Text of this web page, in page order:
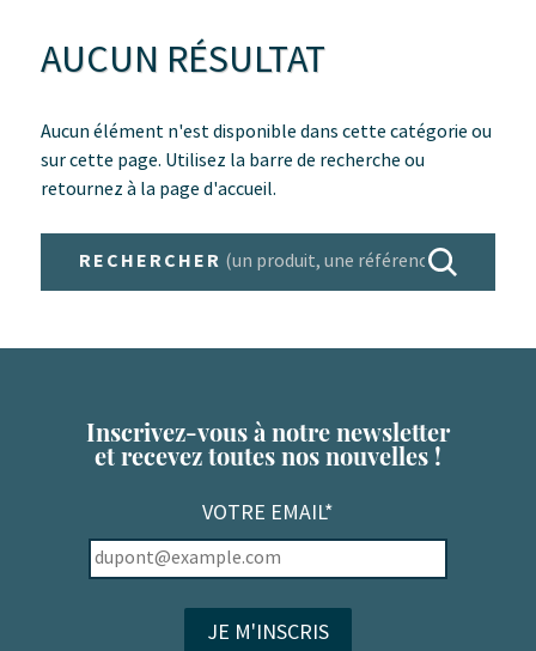
AUCUN RÉSULTAT
Aucun élément n'est disponible dans cette catégorie ou
sur cette page. Utilisez la barre de recherche ou
retournez à la page d'accueil.
RECHERCHER
Inscrivez-vous à notre newsletter
et recevez toutes nos nouvelles !
VOTRE EMAIL*